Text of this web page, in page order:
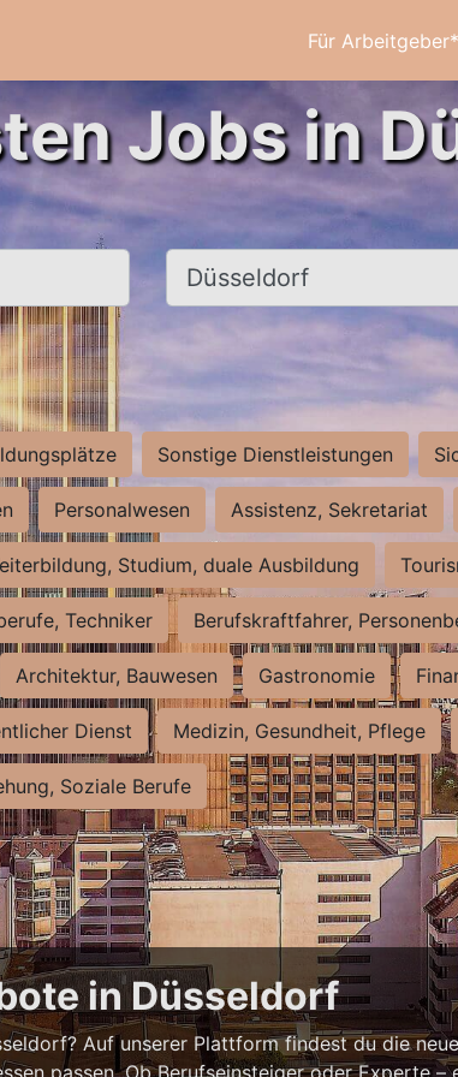
Für
Jobs in
Ort, Stadt
Sonstige Dienstleistungen
Personalwesen Assistenz, Sekretariat
Studium, duale Ausbildung
Techniker Berufskraftfahrer,
Architektur, Bauwesen Gastronomie
Dienst Medizin, Gesundheit, Pflege
Soziale Berufe
in Düsseldorf
Auf unserer Plattform findest du die